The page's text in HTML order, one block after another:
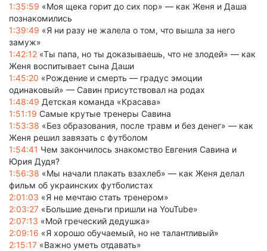
1:35:59 «Моя щека горит до сих пор» — как Женя и Даша
познакомились
1:39:49 «Я ни разу не жалела о том, что вышла за него
замуж»
1:42:12 «Ты папа, но ты доказываешь, что не злодей» — как
Женя воспитывает сына Даши
1:45:20 «Рождение и смерть — градус эмоции
одинаковый» — Савин присутствовал на родах
1:48:49 Детская команда «Красава»
1:51:19 Самые крутые тренеры Савина
1:53:38 «Без образования, после травм и без денег» — как
Женя решил завязать с футболом
1:54:41 Чем закончилось знакомство Евгения Савина и
Юрия Дудя?
1:56:38 «Мы начали плакать взахлеб» — как Женя делал
фильм об украинских футболистах
2:01:03 «Я не мечтаю стать тренером»
2:03:27 «Большие деньги пришли на YouTube»
2:07:13 «Мой греческий дедушка»
2:09:16 «Я хорошо обучаемый, но не талантливый»
2:15:17 «Важно уметь отдавать»